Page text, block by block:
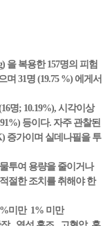
을 복용한 157명의 피험
며 31명 (19.75 %) 에게서
명; 10.19%), 시각이상
등이다. 자주 관찰된
증가이며 실데나필을 투
투여 용량을 줄이거나
절한 조치를 취해야 한
미만 1% 미만